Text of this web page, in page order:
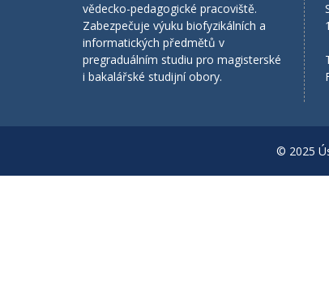
vědecko-pedagogické pracoviště.
Zabezpečuje výuku biofyzikálních a
informatických předmětů v
pregraduálním studiu pro magisterské
i bakalářské studijní obory.
© 2025